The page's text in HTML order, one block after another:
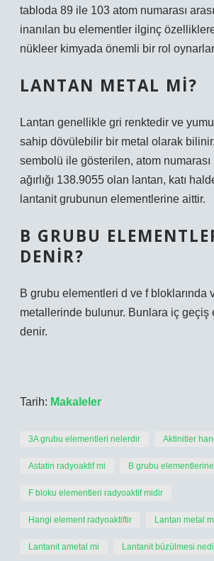
tabloda 89 ile 103 atom numarası
inanılan bu elementler ilginç
nükleer kimyada önemli bir rol
LANTAN METAL MI?
Lantan genellikle gri renktedir ve
sahip dövülebilir bir metal olarak
sembolü ile gösterilen, atom numarası
ağırlığı 138.9055 olan lantan, katı
lantanit grubunun elementlerine aittir.
B GRUBU
DENIR?
B grubu elementleri d ve f bloklarında
metallerinde bulunur. Bunlara iç geçiş
denir.
Tarih: Makaleler
3A grubu elementleri nelerdir Aktinitler
Astatin radyoaktif mi B grubu
F bloku elementleri radyoaktif midir
Hangi element radyoaktiftir Lantan metal
Lantanit ametal mi Lantanit büzülmesi